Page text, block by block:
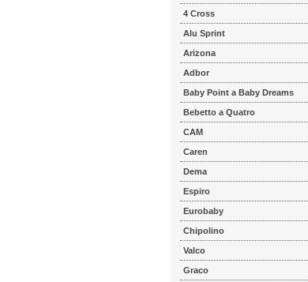
4 Cross
Alu Sprint
Arizona
Adbor
Baby Point a Baby Dreams
Bebetto a Quatro
CAM
Caren
Dema
Espiro
Eurobaby
Chipolino
Valco
Graco